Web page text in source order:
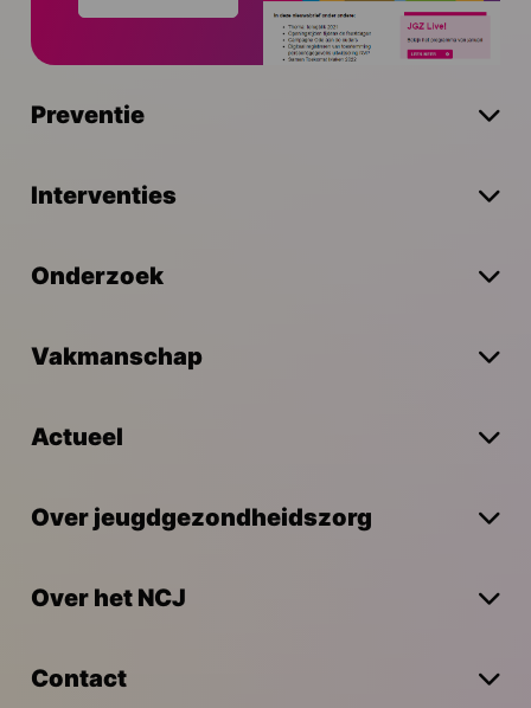
Preventie
Interventies
Onderzoek
Vakmanschap
Actueel
Over jeugdgezondheidszorg
Over het NCJ
Contact